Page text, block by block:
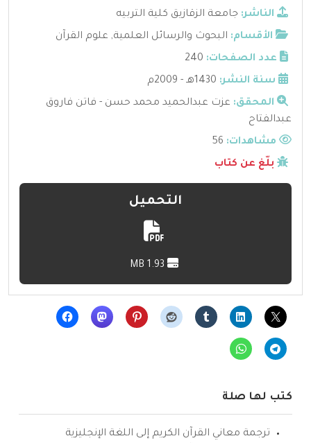
الناشر: جامعة الزقازيق كلية التربيه
الأقسام: البحوث والرسائل العلمية, علوم القرآن
عدد الصفحات: 240
سنة النشر: 1430هـ - 2009م
المحقق: عزت عبدالحميد محمد حسن - فاتن فاروق
عبدالفتاح
مشاهدات:
بلّغ عن كتاب
التحميل
كتب لها صلة
ترجمة معاني القرآن الكريم إلى اللغة الإنجليزية